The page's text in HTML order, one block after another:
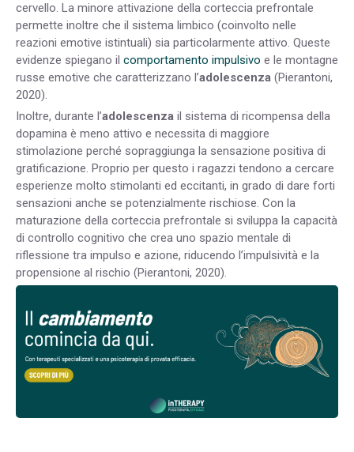
cervello. La minore attivazione della corteccia prefrontale
permette inoltre che il sistema limbico (coinvolto nelle
reazioni emotive istintuali) sia particolarmente attivo. Queste
evidenze spiegano il comportamento impulsivo e le montagne
russe emotive che caratterizzano l’adolescenza (Pierantoni,
2020).
Inoltre, durante l’adolescenza il sistema di ricompensa della
dopamina è meno attivo e necessita di maggiore
stimolazione perché sopraggiunga la sensazione positiva di
gratificazione. Proprio per questo i ragazzi tendono a cercare
esperienze molto stimolanti ed eccitanti, in grado di dare forti
sensazioni anche se potenzialmente rischiose. Con la
maturazione della corteccia prefrontale si sviluppa la capacità
di controllo cognitivo che crea uno spazio mentale di
riflessione tra impulso e azione, riducendo l’impulsività e la
propensione al rischio (Pierantoni, 2020).